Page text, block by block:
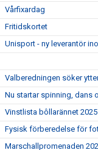
Vårfixardag
Fritidskortet
Unisport - ny leverantör
Valberedningen söker
Nu startar spinning, dans
Vinstlista bôllarännet 2025
Fysisk förberedelse för
Marschallpromenaden